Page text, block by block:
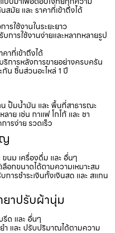
มัย และ ราคาที่เข้าถึงได้
ใช้งานในระยะยาว
การใช้งานง่ายและหลากหลายรูป
าที่เข้าถึงได้
การหลังการขายอย่างครบครัน
น ชิ้นส่วนอะไหล่ 1 ปี
น ปั้มน้ำมัน และ พื้นที่สาธารณะ
าย เช่น กาแฟ โกโก้ และ ชา
ารง่าย รวดเร็ว
นม เครื่องดื่ม และ อื่นๆ
อกขนาดได้ตามความเหมาะสม
ารชำระเงินทั้งเงินสด และ สแกน
ยาปรับผ้านุ่ม
รีด และ อื่นๆ
ำ และ ปรับปริมาณได้ตามความ